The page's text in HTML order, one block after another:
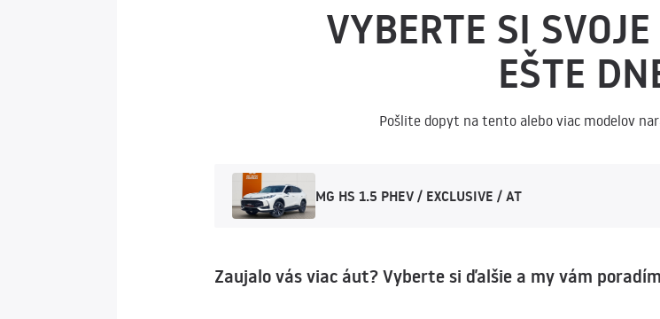
VYBERTE SI
EŠTE
Pošlite dopyt na tento alebo viac modelov
MG HS 1.5 PHEV / EXCLUSIVE / AT
Zaujalo vás viac áut? Vyberte si ďalšie a my vám